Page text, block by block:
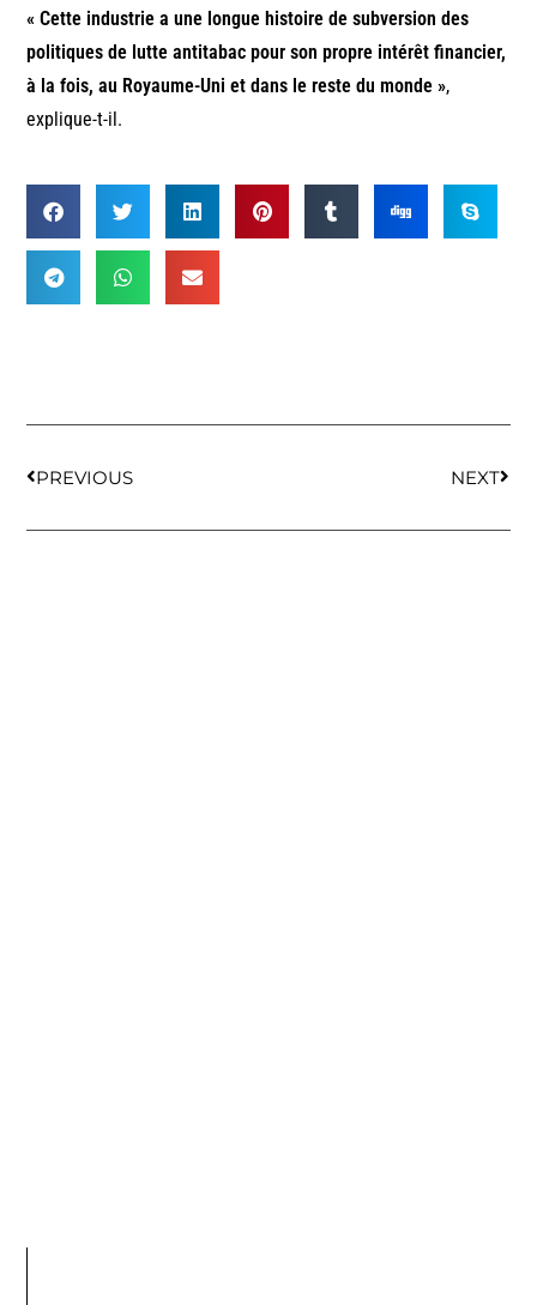
« Cette industrie a une longue histoire de subversion des
politiques de lutte antitabac pour son propre intérêt financier,
à la fois, au Royaume-Uni et dans le reste du monde »,
explique-t-il.
PREVIOUS NEXT